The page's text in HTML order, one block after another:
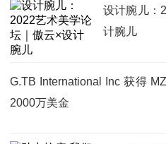
设计腕儿：
计腕儿
G.TB International Inc 获得
2000万美金